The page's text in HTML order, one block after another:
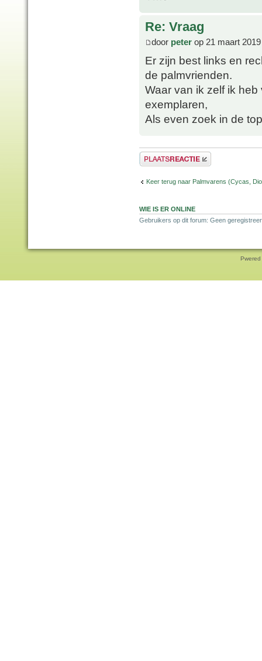
Re: Vraag
door peter op 21 maart
Er zijn best links en
de palmvrienden.
Waar van ik zelf ik
exemplaren,
Als even zoek in de
Plaats een reactie
Keer terug naar Palmvarens (Cycas,
WIE IS ER ONLINE
Gebruikers op dit forum: Geen